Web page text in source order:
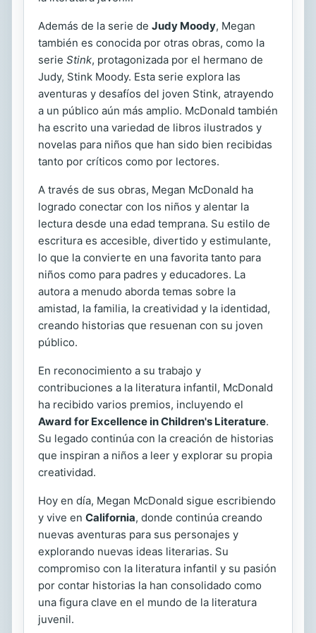
Además de la serie de Judy Moody, Megan
también es conocida por otras obras, como la
serie Stink, protagonizada por el hermano de
Judy, Stink Moody. Esta serie explora las
aventuras y desafíos del joven Stink, atrayendo
a un público aún más amplio. McDonald también
ha escrito una variedad de libros ilustrados y
novelas para niños que han sido bien recibidas
tanto por críticos como por lectores.
A través de sus obras, Megan McDonald ha
logrado conectar con los niños y alentar la
lectura desde una edad temprana. Su estilo de
escritura es accesible, divertido y estimulante,
lo que la convierte en una favorita tanto para
niños como para padres y educadores. La
autora a menudo aborda temas sobre la
amistad, la familia, la creatividad y la identidad,
creando historias que resuenan con su joven
público.
En reconocimiento a su trabajo y
contribuciones a la literatura infantil, McDonald
ha recibido varios premios, incluyendo el
Award for Excellence in Children's Literature.
Su legado continúa con la creación de historias
que inspiran a niños a leer y explorar su propia
creatividad.
Hoy en día, Megan McDonald sigue escribiendo
y vive en California, donde continúa creando
nuevas aventuras para sus personajes y
explorando nuevas ideas literarias. Su
compromiso con la literatura infantil y su pasión
por contar historias la han consolidado como
una figura clave en el mundo de la literatura
juvenil.